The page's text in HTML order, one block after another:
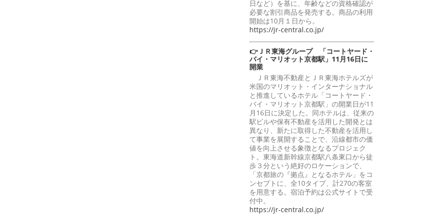
日など）を基に、年齢などの資格確認が
必要な割引商品を発売する。商品の利用
開始は10月１日から。
https://jr-central.co.jp/
👉ＪＲ東海グループ 「コートヤード・
バイ・マリオット京都駅」11月16日に
開業
ＪＲ東海不動産とＪＲ東海ホテルズが
米国のマリオット・インターナショナル
と推進しているホテル「コートヤード・
バイ・マリオット京都駅」の開業日が11
月16日に決定した。同ホテルは、従来の
駅ビルや保有不動産を活用した開発とは
異なり、新たに取得した不動産を活用し
て事業を展開することで、沿線都市の価
値を向上させる象徴となるプロジェク
ト。東海道新幹線京都駅八条東口から徒
歩３分という絶好のロケーションで、
「京都旅の『拠点』となるホテル」をコ
ンセプトに、全10タイプ、計270の客室
を用意する。宿泊予約は公式サイトで受
付中。
https://jr-central.co.jp/